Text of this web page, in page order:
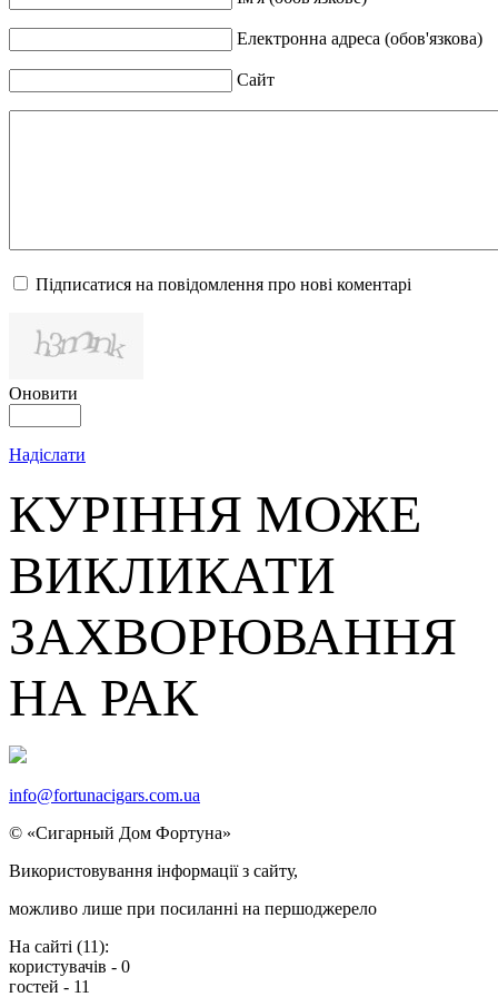
Електронна адреса (обов'язкова)
Сайт
Підписатися на повідомлення про нові коментарі
Оновити
Надіслати
КУРІННЯ МОЖЕ
ВИКЛИКАТИ
ЗАХВОРЮВАННЯ
НА РАК
info@fortunacigars.com.ua
© «Сигарный Дом Фортуна»
Використовування інформаціїз сайту,
можливо лише при посиланнi на першоджерело
На сайті (11):
користувачів - 0
гостей - 11